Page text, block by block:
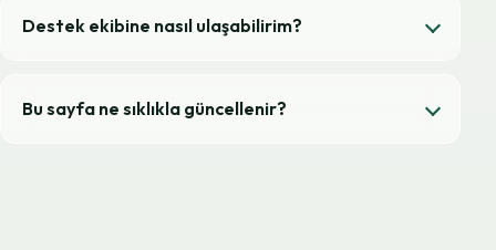
Destek ekibine nasıl ulaşabilirim?
Bu sayfa ne sıklıkla güncellenir?